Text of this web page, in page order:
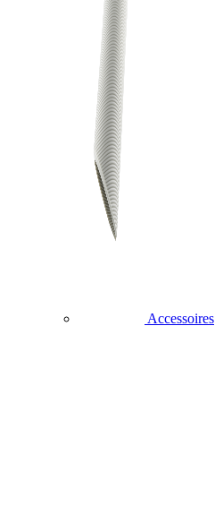
Accessoires